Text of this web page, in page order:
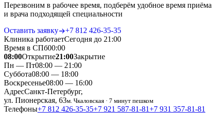
Перезвоним в рабочее время, подберём удобное время приёма
и врача подходящей специальности
Оставить заявку
+7 812 426‑35‑35
Клиника работаетСегодня до 21:00
Время в СПб00:00
08:00Открытие21:00Закрытие
Пн — Пт08:00 — 21:00
Суббота08:00 — 18:00
Воскресенье08:00 — 16:00
АдресСанкт-Петербург,
ул. Пионерская, 63м. Чкаловская · 7 минут пешком
Телефоны+7 812 426‑35‑35+7 921 587‑81‑81+7 931 357‑81‑81